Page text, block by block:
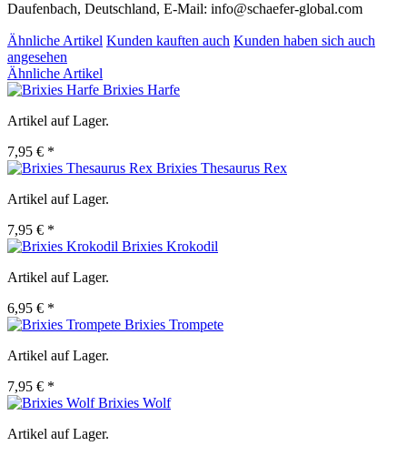
Daufenbach, Deutschland, E-Mail: info@schaefer-global.com
Ähnliche Artikel Kunden kauften auch Kunden haben sich auch
angesehen
Ähnliche Artikel
Brixies Harfe
Artikel auf Lager.
7,95 € *
Brixies Thesaurus Rex
Artikel auf Lager.
7,95 € *
Brixies Krokodil
Artikel auf Lager.
6,95 € *
Brixies Trompete
Artikel auf Lager.
7,95 € *
Brixies Wolf
Artikel auf Lager.